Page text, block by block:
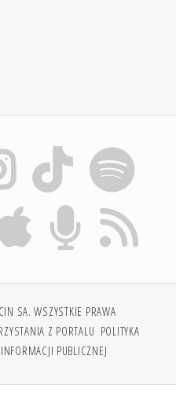
SA. WSZYSTKIE PRAWA
Z PORTALU POLITYKA
PUBLICZNEJ